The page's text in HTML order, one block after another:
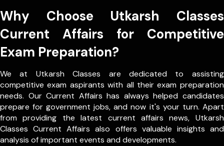
Why Choose Utkarsh Classes
Current Affairs for Competitive
Exam Preparation?
We at Utkarsh Classes are dedicated to assisting
competitive exam aspirants with all their exam preparation
needs. Our Current Affairs has always helped candidates
prepare for government jobs, and now it's your turn. Apart
from providing the latest current affairs news, Utkarsh
Classes Current Affairs also offers valuable insights and
analysis of important events and developments.